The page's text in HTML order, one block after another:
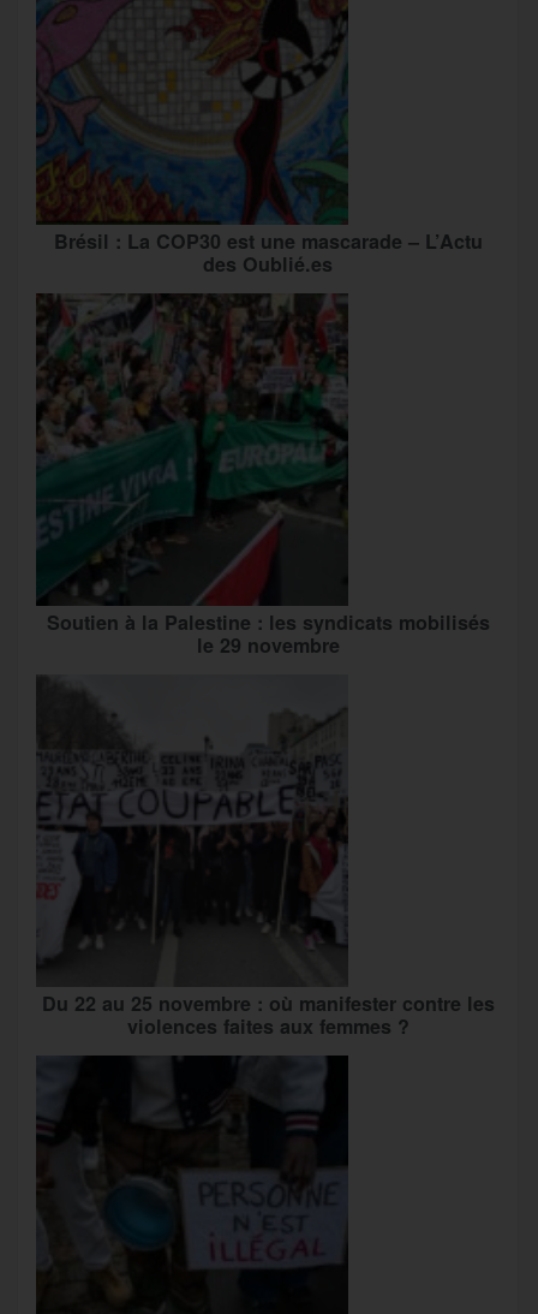
Brésil : La COP30 est une mascarade – L’Actu
des Oublié.es
Soutien à la Palestine : les syndicats mobilisés
le 29 novembre
Du 22 au 25 novembre : où manifester contre les
violences faites aux femmes ?